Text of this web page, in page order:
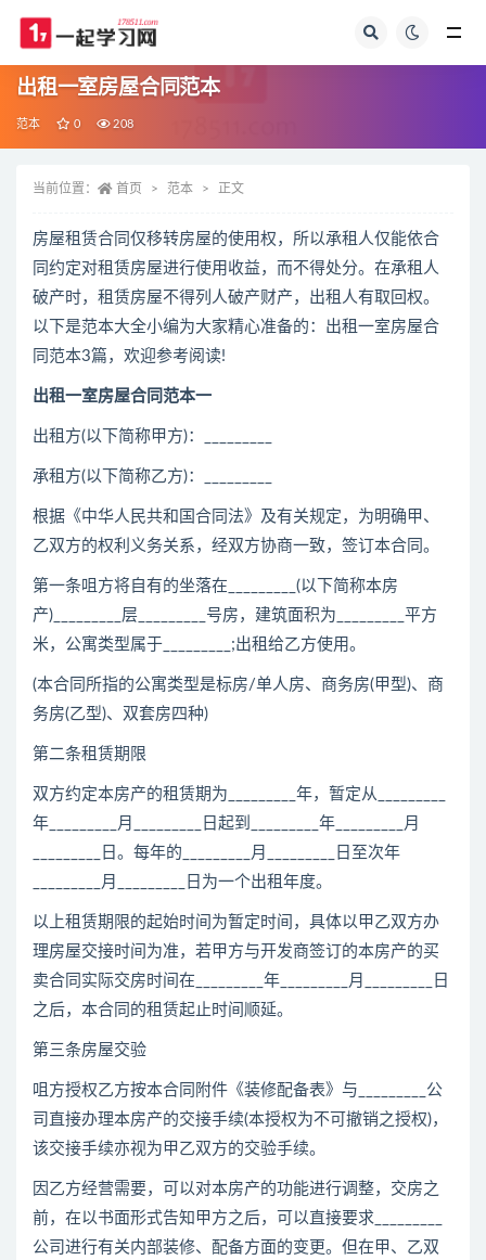
出租一室房屋合同范本
范本 0 208
当前位置： 首页 范本 正文
房屋租赁合同仅移转房屋的使用权，所以承租人仅能依合
同约定对租赁房屋进行使用收益，而不得处分。在承租人
破产时，租赁房屋不得列人破产财产，出租人有取回权。
以下是范本大全小编为大家精心准备的：出租一室房屋合
同范本3篇，欢迎参考阅读!
出租一室房屋合同范本一
出租方(以下简称甲方)：_________
承租方(以下简称乙方)：_________
根据《中华人民共和国合同法》及有关规定，为明确甲、
乙双方的权利义务关系，经双方协商一致，签订本合同。
第一条咀方将自有的坐落在_________(以下简称本房
产)_________层_________号房，建筑面积为_________平方
米，公寓类型属于_________;出租给乙方使用。
(本合同所指的公寓类型是标房/单人房、商务房(甲型)、商
务房(乙型)、双套房四种)
第二条租赁期限
双方约定本房产的租赁期为_________年，暂定从_________
年_________月_________日起到_________年_________月
_________日。每年的_________月_________日至次年
_________月_________日为一个出租年度。
以上租赁期限的起始时间为暂定时间，具体以甲乙双方办
理房屋交接时间为准，若甲方与开发商签订的本房产的买
卖合同实际交房时间在_________年_________月_________日
之后，本合同的租赁起止时间顺延。
第三条房屋交验
咀方授权乙方按本合同附件《装修配备表》与_________公
司直接办理本房产的交接手续(本授权为不可撤销之授权)，
该交接手续亦视为甲乙双方的交验手续。
因乙方经营需要，可以对本房产的功能进行调整，交房之
前，在以书面形式告知甲方之后，可以直接要求_________
公司进行有关内部装修、配备方面的变更。但在甲、乙双